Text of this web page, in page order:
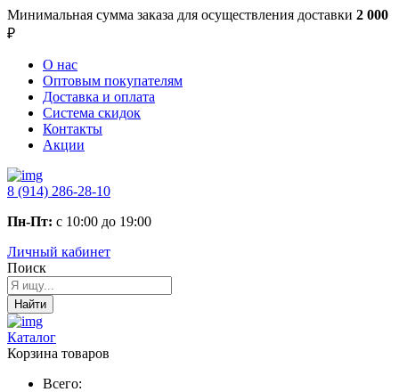
Минимальная сумма заказа для осуществления доставки 2 000
₽
О нас
Оптовым покупателям
Доставка и оплата
Система скидок
Контакты
Акции
8 (914) 286-28-10
Пн-Пт: с 10:00 до 19:00
Личный кабинет
Поиск
Найти
Каталог
Корзина товаров
Всего: